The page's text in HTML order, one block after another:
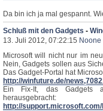
Da bin ich ja mal gespannt.
Schluß mit den Gadgets -
13. Juli 2012, 07:22:15 Noone
Microsoft will nicht nur im
Nein, Gadgets sollen aus
Das Gadget-Portal hat
http://winfuture.de/
Ein Fix-It, das Gadgets
herausgebracht:
http://